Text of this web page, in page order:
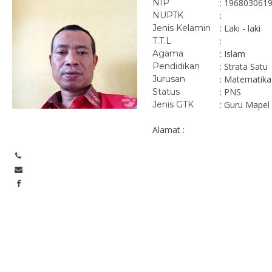
NIP :
NUPTK :
Jenis Kelamin : Laki - laki
T.T.L :
Agama : Islam
Pendidikan : Strata Satu
Jurusan : Matematika
Status : PNS
Jenis GTK : Guru Mapel
Alamat :